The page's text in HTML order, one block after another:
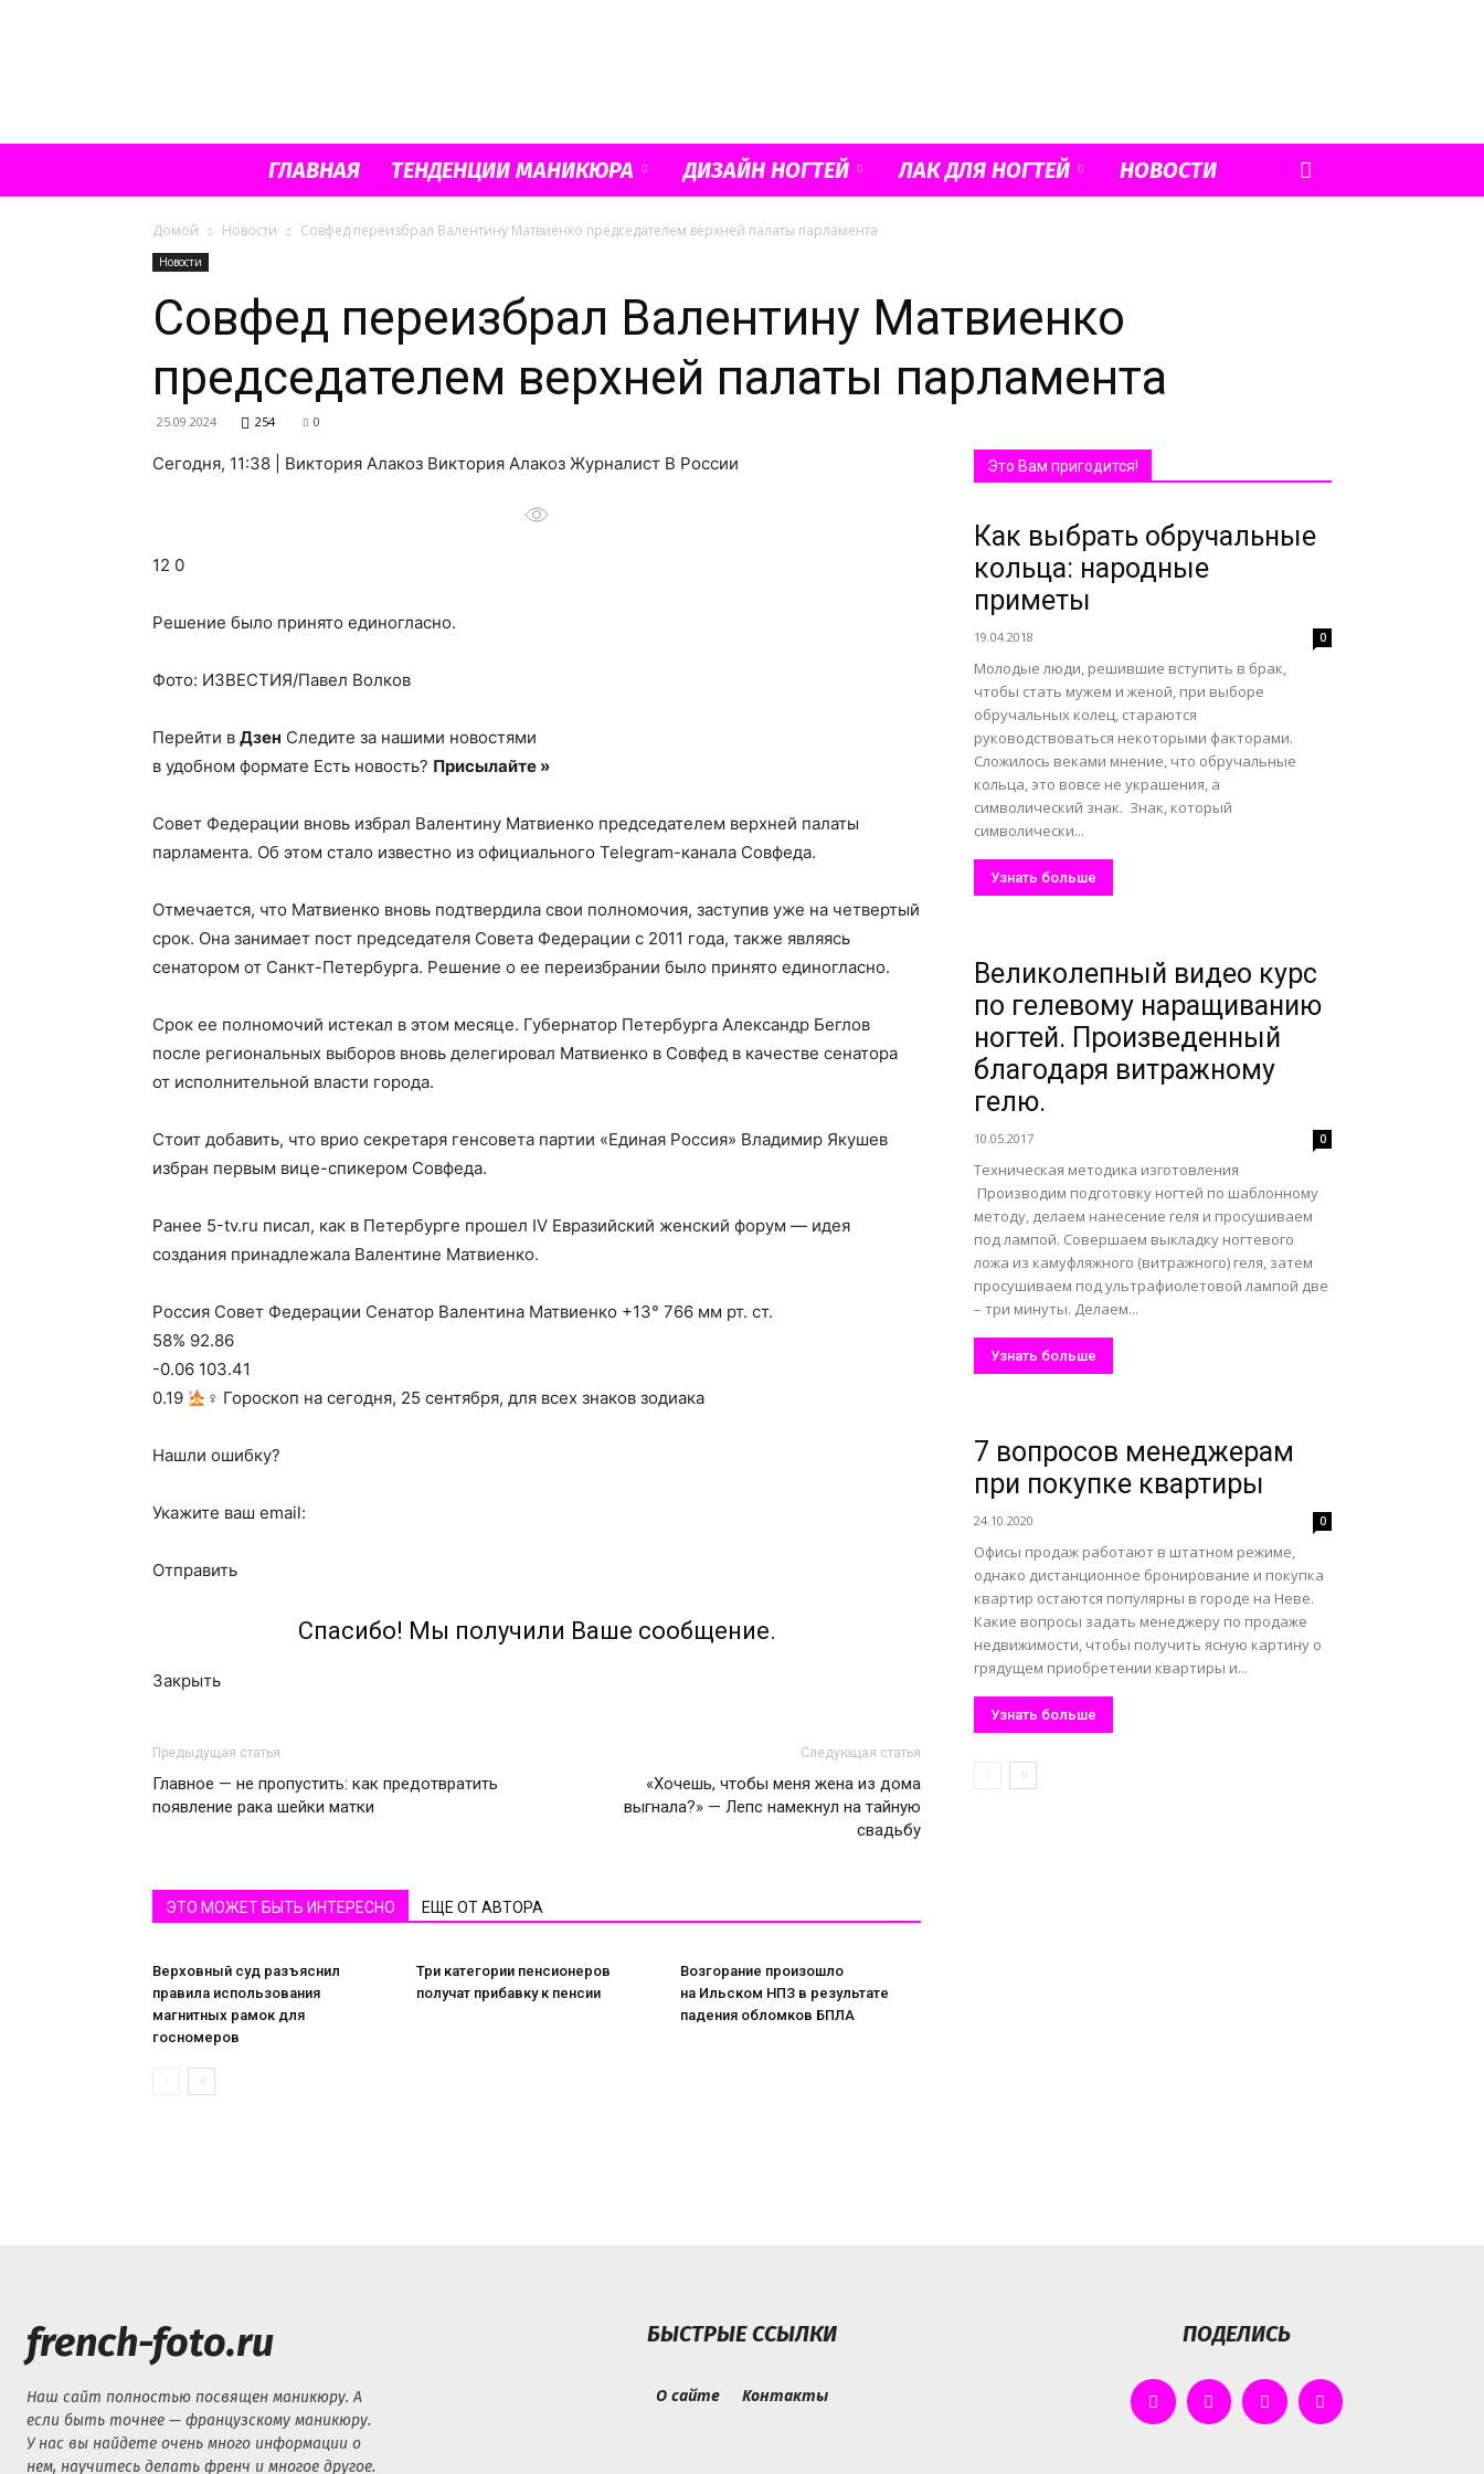
Французский
нем
ГЛАВНАЯ ТЕНДЕНЦИИ МАНИКЮРА ДИЗАЙН НОГТЕЙ ЛАК ДЛЯ НОГТЕЙ НОВОСТИ
Домой Новости Совфед переизбрал Валентину Матвиенко председателем верхней палаты парламента
Новости
Совфед переизбрал Валентину Матвиенко
председателем верхней палаты парламента
25.09.2024 254 0
Сегодня, 11:38 | Виктория Алакоз Виктория Алакоз Журналист В России
12 0
Решение было принято единогласно.
Фото: ИЗВЕСТИЯ/Павел Волков
Перейти в Дзен Следите за нашими новостями
в удобном формате Есть новость? Присылайте »
Совет Федерации вновь избрал Валентину Матвиенко председателем верхней палаты
парламента. Об этом стало известно из официального Telegram-канала Совфеда.
Отмечается, что Матвиенко вновь подтвердила свои полномочия, заступив уже на четвертый
срок. Она занимает пост председателя Совета Федерации с 2011 года, также являясь
сенатором от Санкт-Петербурга. Решение о ее переизбрании было принято единогласно.
Срок ее полномочий истекал в этом месяце. Губернатор Петербурга Александр Беглов
после региональных выборов вновь делегировал Матвиенко в Совфед в качестве сенатора
от исполнительной власти города.
Стоит добавить, что врио секретаря генсовета партии «Единая Россия» Владимир Якушев
избран первым вице-спикером Совфеда.
Ранее 5-tv.ru писал, как в Петербурге прошел IV Евразийский женский форум — идея
создания принадлежала Валентине Матвиенко.
Россия Совет Федерации Сенатор Валентина Матвиенко +13° 766 мм рт. ст.
58% 92.86
-0.06 103.41
0.19
‍♀ Гороскоп на сегодня, 25 сентября, для всех знаков зодиака
Нашли ошибку?
Укажите ваш email:
Отправить
Спасибо! Мы получили Ваше сообщение.
Закрыть
Предыдущая статья
Главное — не пропустить: как предотвратить
появление рака шейки матки
Следующая статья
«Хочешь, чтобы меня жена из дома
выгнала?» — Лепс намекнул на тайную
свадьбу
ЭТО МОЖЕТ БЫТЬ ИНТЕРЕСНО ЕЩЕ ОТ АВТОРА
Верховный суд разъяснил
правила использования
магнитных рамок для
госномеров
Три категории пенсионеров
получат прибавку к пенсии
Возгорание произошло
на Ильском НПЗ в результате
падения обломков БПЛА
Это Вам пригодится!
Как выбрать обручальные
кольца: народные
приметы
19.04.2018 0
Молодые люди, решившие вступить в брак,
чтобы стать мужем и женой, при выборе
обручальных колец, стараются
руководствоваться некоторыми факторами.
Сложилось веками мнение, что обручальные
кольца, это вовсе не украшения, а
символический знак. Знак, который
символически...
Узнать больше
Великолепный видео курс
по гелевому наращиванию
ногтей. Произведенный
благодаря витражному
гелю.
10.05.2017 0
Техническая методика изготовления
Производим подготовку ногтей по шаблонному
методу, делаем нанесение геля и просушиваем
под лампой. Совершаем выкладку ногтевого
ложа из камуфляжного (витражного) геля, затем
просушиваем под ультрафиолетовой лампой две
– три минуты. Делаем...
Узнать больше
7 вопросов менеджерам
при покупке квартиры
24.10.2020 0
Офисы продаж работают в штатном режиме,
однако дистанционное бронирование и покупка
квартир остаются популярны в городе на Неве.
Какие вопросы задать менеджеру по продаже
недвижимости, чтобы получить ясную картину о
грядущем приобретении квартиры и...
Узнать больше
french-foto.ru
Наш сайт полностью посвящен маникюру. А
если быть точнее — французскому маникюру.
У нас вы найдете очень много информации о
нем, научитесь делать френч и многое другое.
БЫСТРЫЕ ССЫЛКИ
О сайте Контакты
ПОДЕЛИСЬ